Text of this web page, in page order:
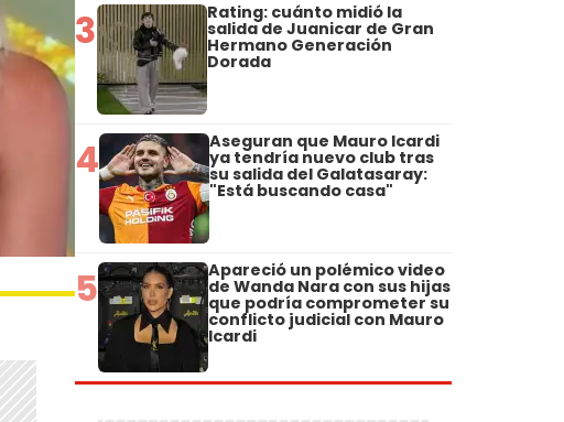
3 Rating: cuánto midió la
salida de Juanicar de Gran
Hermano Generación
Dorada
4 Aseguran que Mauro Icardi
ya tendría nuevo club tras
su salida del Galatasaray:
"Está buscando casa"
5 Apareció un polémico video
de Wanda Nara con sus hijas
que podría comprometer su
conflicto judicial con Mauro
Icardi